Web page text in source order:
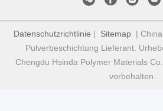
Datenschutzrichtlinie | Sitemap |
Pulverbeschichtung Lieferant.
Chengdu Hsinda Polymer Materials
vorbehalten.